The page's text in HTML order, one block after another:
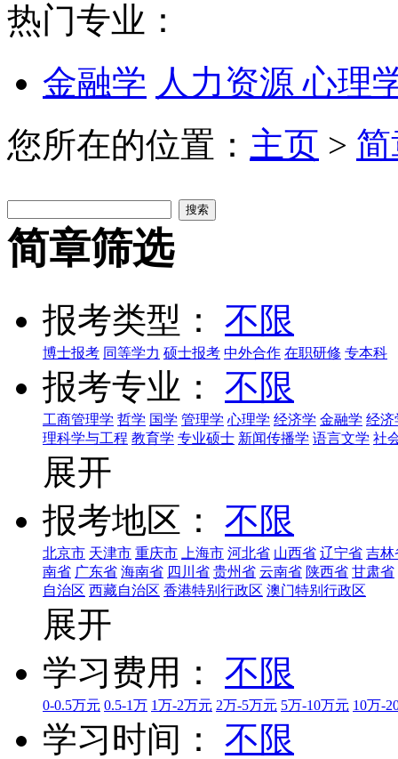
热门专业：
金融学 人力资源心理
您所在的位置： 主页 >
简章筛选
报考类型： 不限
博士报考 同等学力 硕士报考 中外合作 在职研修 专本科
报考专业： 不限
工商管理学 哲学 国学 管理学 心理学 经济学 金融学 经济
理科学与工程 教育学 专业硕士 新闻传播学 语言文学 社
展开
报考地区：
不限
北京市 天津市 重庆市 上海市 河北省 山西省 辽宁省 吉林
南省 广东省 海南省 四川省 贵州省 云南省 陕西省 甘肃省
自治区 西藏自治区 香港特别行政区 澳门特别行政区
展开
学习费用：
不限
0-0.5万元 0.5-1万 1万-2万元 2万-5万元 5万-10万元 10万-
学习时间： 不限